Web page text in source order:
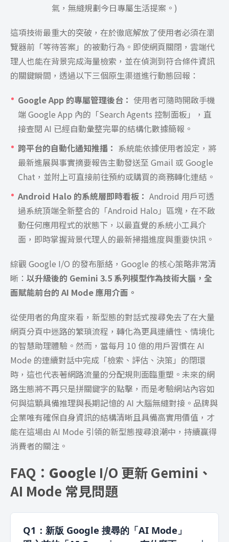
氣，無縫規劃今日專屬生活提案。)
這項技術最重大的突破，在於徹底解放了使用者必須在瀏
覽器前「等待答案」的被動行為。即使網頁關閉，雲端代
理人也能在背景完成海量檢索，並在偵測到符合條件資訊
的關鍵瞬間，透過以下三個原生渠道進行動態回報：
Google App 的專屬管理後台： 使用者可隨時開啟手機
端 Google App 內的「Search Agents 控制面板」，直
接查閱 AI 已經自動彙整完畢的結構化數據簡報。
跨平台的自動化通知推播： 系統能依據使用者設定，將
最新進展與事實摘要報告主動發送至 Gmail 或 Google
Chat，並附上可直接前往預約或購買的商務轉化連結。
Android Halo 的系統層即時看板： Android 用戶可透
過系統頂端全新整合的「Android Halo」區塊，在不啟
動任何應用程式的狀態下，以最直覺的系統小工具介
面，即時掌握背景代理人的最新掃描進度與重要快訊。
綜觀 Google I/O 的發布脈絡，Google 的核心策略非常清
晰： 以升級後的 Gemini 3.5 系列模型作為技術大腦，全
面賦能前台的 AI Mode 應用介面。
從使用者的角度來看，新型態的對話式搜尋免去了在大量
網頁分頁中迷路的繁瑣流程，轉化為更具連續性、情境化
的智慧助理體驗。然而，當每月 10 億的用戶習慣在 AI
Mode 的連續對話中完成「檢索、評估、決策」的閉環
時，這也代表著網路流量的分配規則面臨重塑。未來的網
路生態將不再只是拼關鍵字的點擊，而是考驗網站內容如
何與這顆具備推理與長期記憶的 AI 大腦無縫對接。品牌與
企業唯有確保自身資訊的結構清晰且具備高實用價值，才
能在這場由 AI Mode 引領的新型態搜尋浪潮中，持續贏得
消費者的關注。
FAQ： Google I/O 更新 Gemini、
AI Mode 常見問題
Q1：新版 Google 搜尋的「AI Mode」